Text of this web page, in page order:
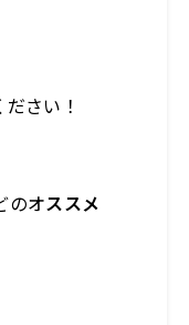
さい！
のオススメ